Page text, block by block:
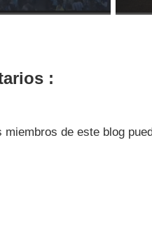
:
miembros de este blog